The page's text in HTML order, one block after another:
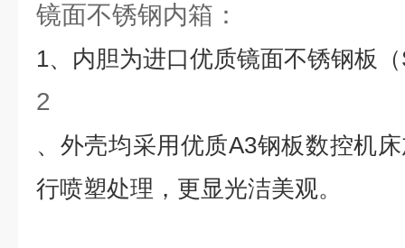
镜面不锈钢内箱：
1、内胆为进口优质镜面不锈钢板（
2
、外壳均采用优质A3钢板数控机
行喷塑处理，更显光洁美观。